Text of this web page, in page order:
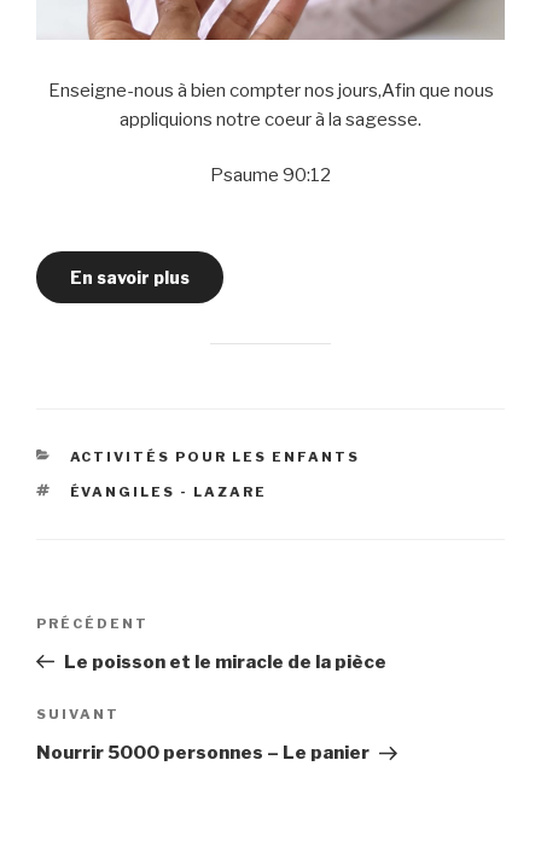
Enseigne-nous à bien compter nos jours,Afin que nous
appliquions notre coeur à la sagesse.
Psaume 90:12
En savoir plus
CATÉGORIES
ACTIVITÉS POUR LES ENFANTS
ÉTIQUETTES
ÉVANGILES - LAZARE
Navigation
l’article
Article
précédent
PRÉCÉDENT
Le poisson et le miracle de la pièce
Article
suivant
SUIVANT
Nourrir 5000 personnes – Le panier